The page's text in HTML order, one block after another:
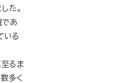
た。
であ
いる
至るま
多く